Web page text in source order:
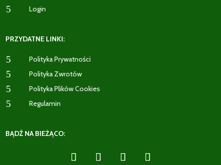
5 Login
PRZYDATNE LINKI:
5 Polityka Prywatności
5 Polityka Zwrotów
5 Polityka Plików Cookies
5 Regulamin
BĄDŹ NA BIEŻĄCO: